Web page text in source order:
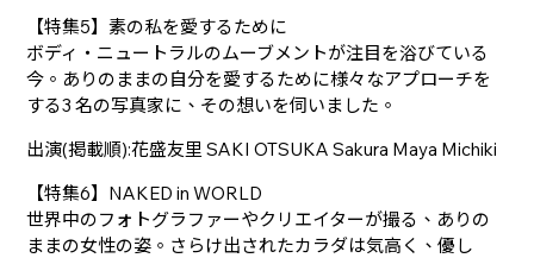
【特集5】素の私を愛するために
ボディ・ニュートラルのムーブメントが注目を浴びている
今。ありのままの自分を愛するために様々なアプローチを
する3 名の写真家に、その想いを伺いました。
出演(掲載順):花盛友里 SAKI OTSUKA Sakura Maya Michiki
【特集6】NAKED in WORLD
世界中のフォトグラファーやクリエイターが撮る、ありの
ままの女性の姿。さらけ出されたカラダは気高く、優し